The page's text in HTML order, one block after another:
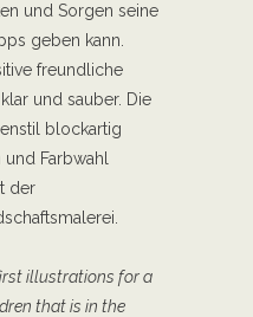
und Sorgen seine
geben kann.
freundliche
und sauber. Die
blockartig
Farbwahl
der
illustrations for a
that is in the